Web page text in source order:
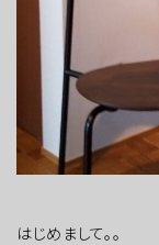
はじめまして。。